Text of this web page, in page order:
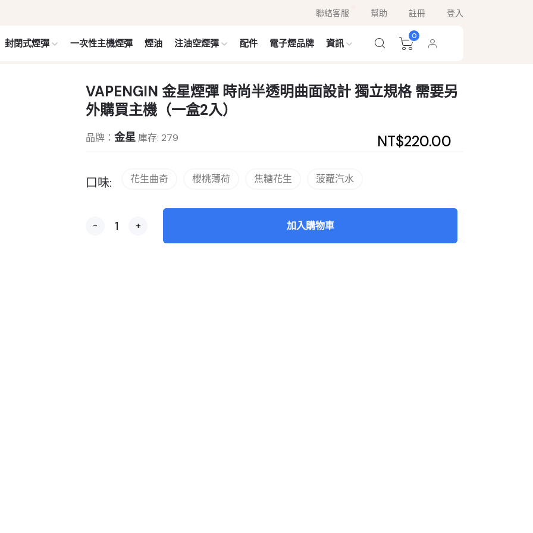
聯絡客服 幫助 註冊 登入
封閉式煙彈 一次性主機煙彈 煙油 注油空煙彈 配件 電子煙品牌 資訊
0
VAPENGIN 金星煙彈 時尚半透明曲面設計 獨立規格 需要另
外購買主機（一盒2入）
品牌： 金星 NT$220.00
庫存: 279
口味: 花生曲奇 櫻桃薄荷 焦糖花生 菠蘿汽水
- + 加入購物車